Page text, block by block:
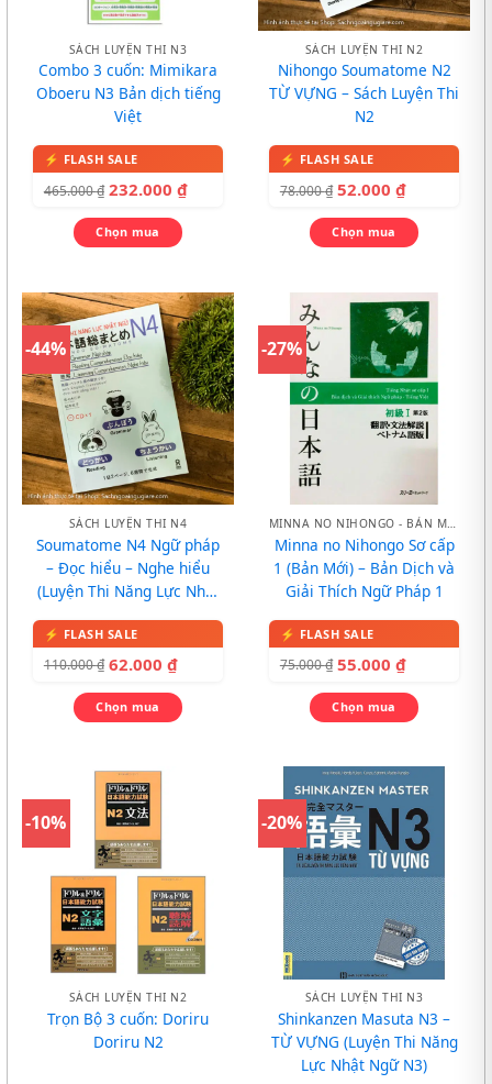
SÁCH LUYỆN THI N3
Combo 3 cuốn: Mimikara
Oboeru N3 Bản dịch tiếng
Việt
465.000₫ 232.000 ₫
Chọn mua
SÁCH LUYỆN THI N2
Nihongo Soumatome N2
TỪ VỰNG – Sách Luyện Thi
N2
78.000₫ 52.000 ₫
Chọn mua
-44%
SÁCH LUYỆN THI N4
Soumatome N4 Ngữ pháp
– Đọc hiểu – Nghe hiểu
(Luyện Thi Năng Lực Nhật
110.000₫ 62.000 ₫
Chọn mua
-27%
MINNA NO NIHONGO - BẢN MỚI
Minna no Nihongo Sơ cấp
1 (Bản Mới) – Bản Dịch và
Giải Thích Ngữ Pháp 1
75.000₫ 55.000 ₫
Chọn mua
-10%
SÁCH LUYỆN THI N2
Trọn Bộ 3 cuốn: Doriru
Doriru N2
-20%
SÁCH LUYỆN THI N3
Shinkanzen Masuta N3 –
TỪ VỰNG (Luyện Thi Năng
Lực Nhật Ngữ N3)